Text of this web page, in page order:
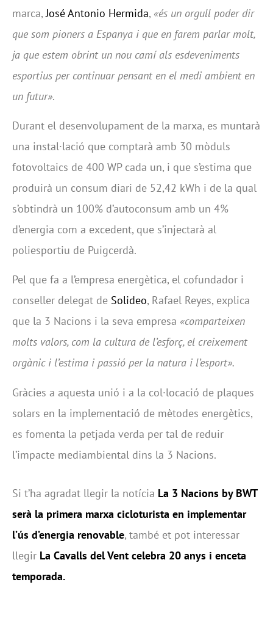
marca,José Antonio Hermida, «és un orgull poder dir
que som pioners a Espanya i que en farem parlar molt,
ja que estem obrint un nou camí als esdeveniments
esportius per continuar pensant en el medi ambient en
un futur».
Durant el desenvolupament de la marxa, es muntarà
una instal·lació que comptarà amb 30 mòduls
fotovoltaics de 400 WP cada un, i que s’estima que
produirà un consum diari de 52,42 kWh i de la qual
s’obtindrà un 100% d’autoconsum amb un 4%
d’energia com a excedent, que s’injectarà al
poliesportiu de Puigcerdà.
Pel que fa a l’empresa energètica, el cofundador i
conseller delegat de Solideo, Rafael Reyes, explica
que la 3 Nacions i la seva empresa «comparteixen
molts valors, com la cultura de l’esforç, el creixement
orgànic i l’estima i passió per la natura i l’esport».
Gràcies a aquesta unió i a la col·locació de plaques
solars en la implementació de mètodes energètics,
es fomenta la petjada verda per tal de reduir
l’impacte mediambiental dins la 3 Nacions.
Si t’ha agradat llegir la notícia La 3 Nacions by BWT
serà la primera marxa cicloturista en implementar
l’ús d’energia renovable, també et pot interessar
llegir La Cavalls del Vent celebra 20 anys i enceta
temporada.